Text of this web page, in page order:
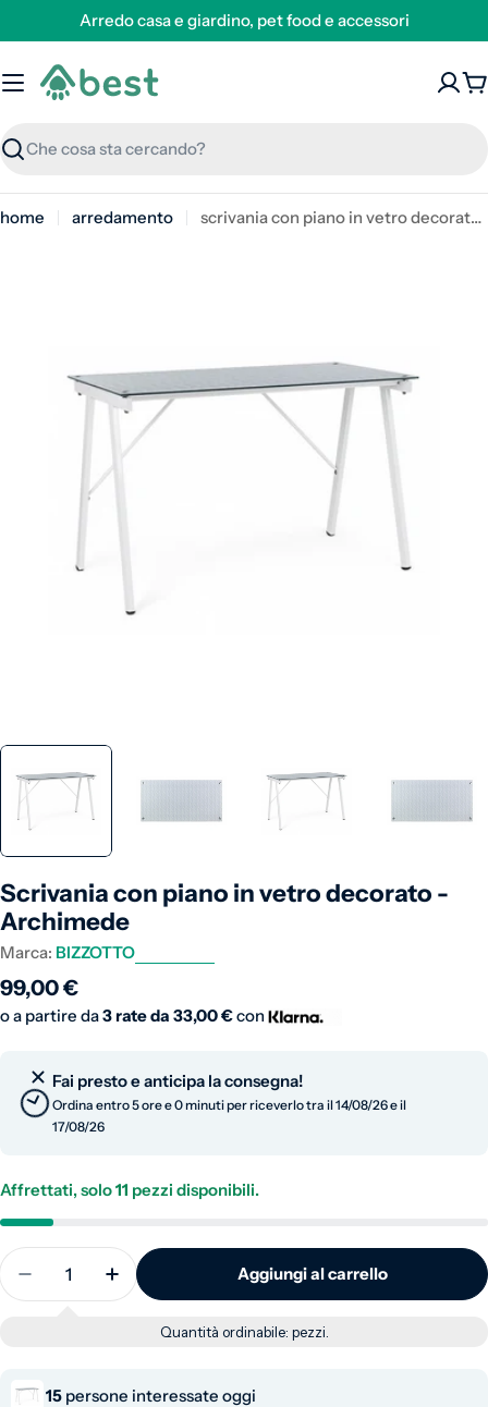
Arredo casa e giardino, pet food e accessori
Ricerca
home arredamento scrivania con piano in vetro decorato - archimede
supporto 0 in modalità modale
Scrivania con piano in vetro decorato -
Archimede
Marca: BIZZOTTO
Prezzo normale
99,00 €
o a partire da3 rate da 33,00 €con
Fai presto e anticipa la consegna!
Ordina entro 5 ore e 0 minuti per riceverlo tra il 14/08/26 e il
17/08/26
Affrettati, solo11 pezzi disponibili.
Quantità
Diminuisci la quantità per Scrivania con piano in
Aumenta la quantità per Scrivania con
Aggiungi al carrello
Quantità ordinabile: pezzi.
15 persone interessate oggi